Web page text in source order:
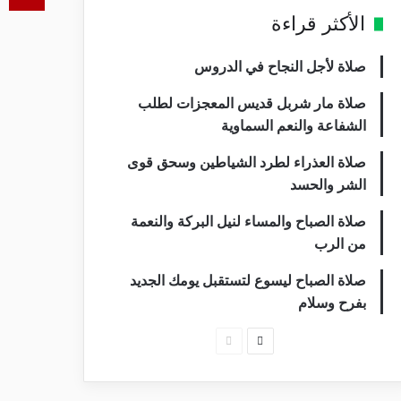
الأكثر قراءة
صلاة لأجل النجاح في الدروس
صلاة مار شربل قديس المعجزات لطلب
الشفاعة والنعم السماوية
صلاة العذراء لطرد الشياطين وسحق قوى
الشر والحسد
صلاة الصباح والمساء لنيل البركة والنعمة
من الرب
صلاة الصباح ليسوع لتستقبل يومك الجديد
بفرح وسلام